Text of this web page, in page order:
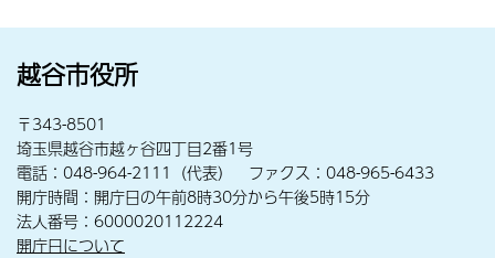
越谷市役所
〒343-8501
埼玉県越谷市越ヶ谷四丁目2番1号
電話：048-964-2111（代表） ファクス：048-965-6433
開庁時間：開庁日の午前8時30分から午後5時15分
法人番号：6000020112224
開庁日について